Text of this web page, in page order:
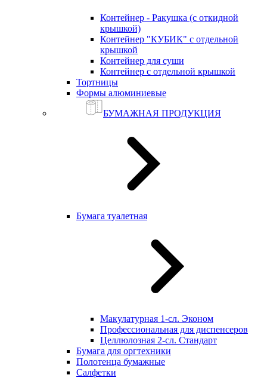
Контейнер - Ракушка (с откидной
крышкой)
Контейнер "КУБИК" с отдельной
крышкой
Контейнер для суши
Контейнер с отдельной крышкой
Тортницы
Формы алюминиевые
БУМАЖНАЯ ПРОДУКЦИЯ
Бумага туалетная
Макулатурная 1-сл. Эконом
Профессиональная для диспенсеров
Целлюлозная 2-сл. Стандарт
Бумага для оргтехники
Полотенца бумажные
Салфетки